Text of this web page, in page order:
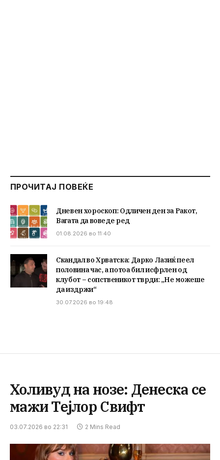
ПРОЧИТАЈ ПОВЕЌЕ
Дневен хороскоп: Одличен ден за Ракот,
Вагата да воведе ред
01.08.2026 во 11:40
Скандал во Хрватска: Дарко Лазиќ пеел
половина час, а потоа бил исфрлен од
клубот – сопственикот тврди: „Не можеше
да издржи“
30.07.2026 во 19:48
Холивуд на нозе: Денеска се
мажи Тејлор Свифт
03.07.2026 во 22:31 2 Mins Read